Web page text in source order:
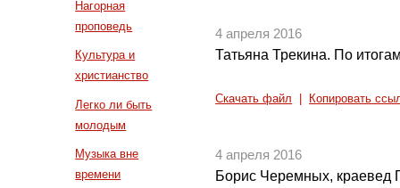
Нагорная
проповедь
Культура и
христианство
Легко ли быть
молодым
Музыка вне
времени
4 апреля 2016
Татьяна Трекина. По
Скачать файл Копировать
4 апреля 2016
Борис Черемных, краевед